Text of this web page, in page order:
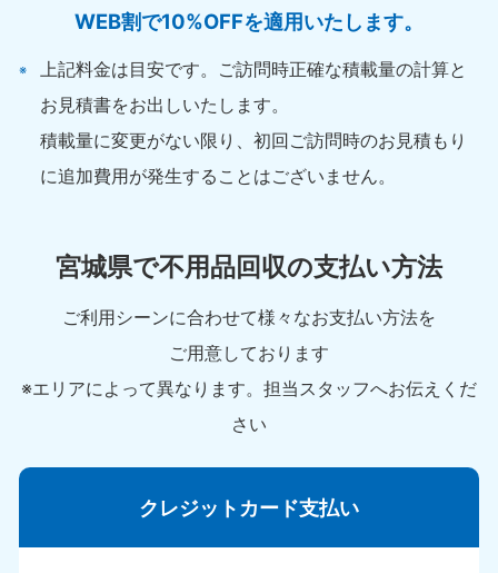
WEB割で10%OFFを適用いたします。
上記料金は目安です。ご訪問時正確な積載量の計算と
お見積書をお出しいたします。
積載量に変更がない限り、初回ご訪問時のお見積もり
に追加費用が発生することはございません。
宮城県で不用品回収の支払い方法
ご利用シーンに合わせて様々なお支払い方法を
ご用意しております
※エリアによって異なります。担当スタッフへお伝えくだ
さい
クレジットカード支払い